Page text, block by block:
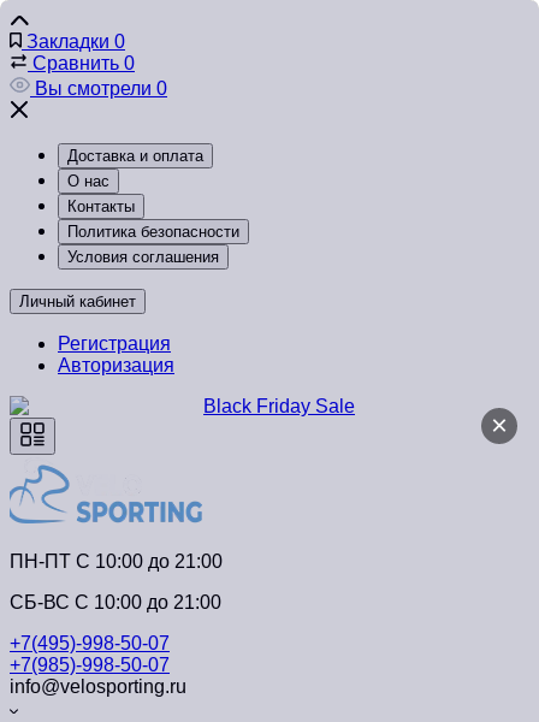
Закладки 0
Сравнить 0
Вы смотрели 0
Доставка и оплата
О нас
Контакты
Политика безопасности
Условия соглашения
Личный кабинет
Регистрация
Авторизация
×
ПН-ПТ C 10:00 до 21:00
СБ-ВС С 10:00 до 21:00
+7(495)-998-50-07
+7(985)-998-50-07
info@velosporting.ru